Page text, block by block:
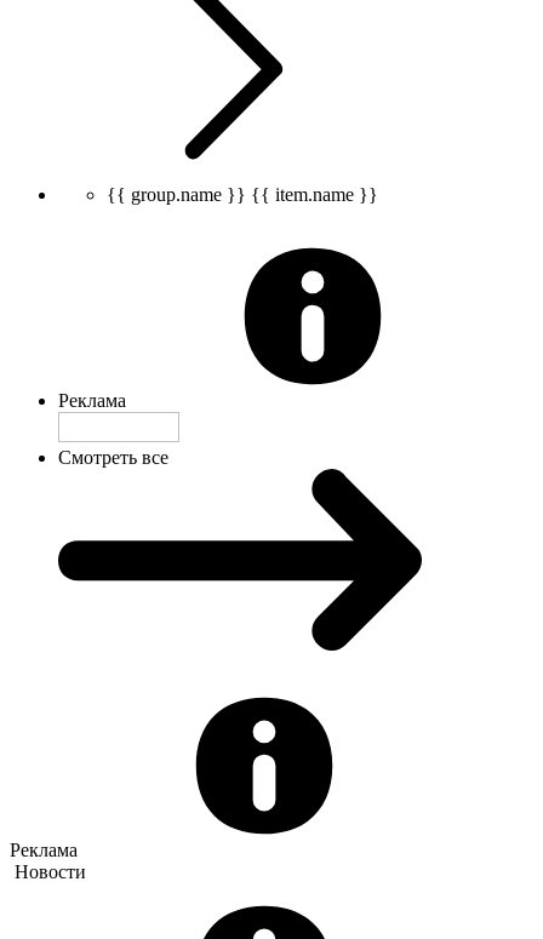
{{ group.name }} {{ item.name }}
Реклама
Смотреть все
Реклама
Новости